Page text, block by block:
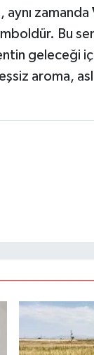
zamanda
Bu
geleceği
aroma,